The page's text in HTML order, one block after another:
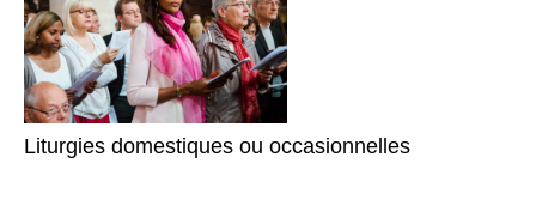
Liturgies domestiques ou occasionnelles